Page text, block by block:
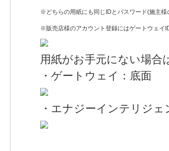
※どちらの用紙にも同じIDとパスワード(施主様
※販売店様のアカウント登録にはゲートウェイ
用紙がお手元にない場合
・ゲートウェイ：底面
・エナジーインテリジ